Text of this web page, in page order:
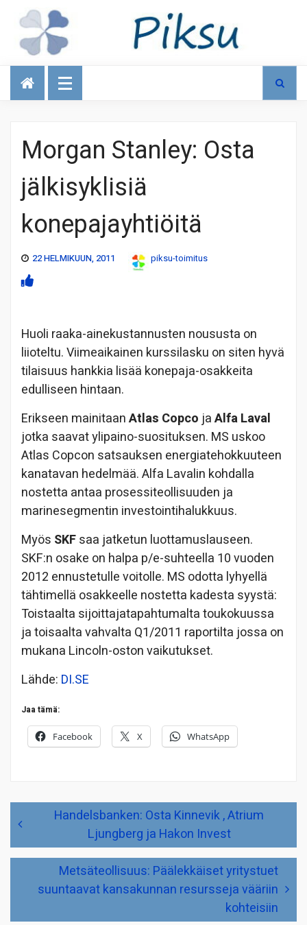
Talous
Morgan Stanley: Osta
jälkisyklisiä
konepajayhtiöitä
22 HELMIKUUN, 2011 piksu-toimitus
Huoli raaka-ainekustannusten noususta on
liioteltu. Viimeaikainen kurssilasku on siten hyvä
tilaisuus hankkia lisää konepaja-osakkeita
edulliseen hintaan.
Erikseen mainitaanAtlas Copco jaAlfa Laval
jotka saavat ylipaino-suosituksen. MS uskoo
Atlas Copcon satsauksen energiatehokkuuteen
kanatavan hedelmää. Alfa Lavalin kohdalla
nostetta antaa prosessiteollisuuden ja
marinesegmentin investointihalukkuus.
Myös SKFsaa jatketun luottamuslauseen.
SKF:n osake on halpa p/e-suhteella 10 vuoden
2012 ennustetulle voitolle. MS odotta lyhyellä
tähtimellä osakkeelle nostetta kadesta syystä:
Toistaalta sijoittajatapahtumalta toukokuussa
ja toisaalta vahvalta Q1/2011 raportilta jossa on
mukana Lincoln-oston vaikutukset.
Lähde: DI.SE
Jaa tämä:
Facebook X WhatsApp
Artikkelien
selaus
Handelsbanken: Osta Kinnevik , Atrium
Ljungberg ja Hakon Invest
Metsäteollisuus: Päälekkäiset yritystuet
suuntaavat kansakunnan resursseja vääriin
kohteisiin